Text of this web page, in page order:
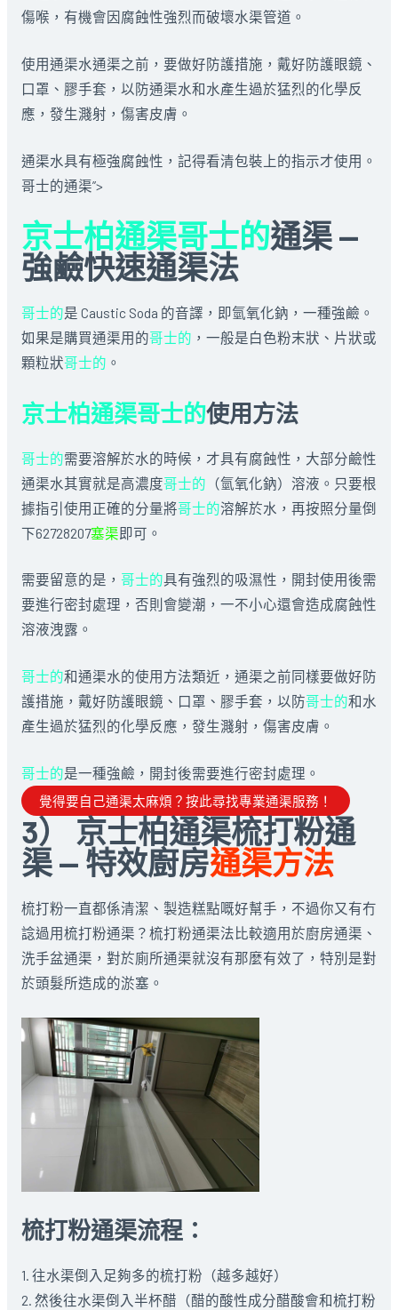
傷喉，有機會因腐蝕性強烈而破壞水渠管道。
使用通渠水通渠之前，要做好防護措施，戴好防護眼鏡、
口罩、膠手套，以防通渠水和水產生過於猛烈的化學反
應，發生濺射，傷害皮膚。
通渠水具有極強腐蝕性，記得看清包裝上的指示才使用。
哥士的通渠”>
京士柏通渠哥士的通渠 —
強鹼快速通渠法
哥士的是 Caustic Soda 的音譯，即氫氧化鈉，一種強鹼。
如果是購買通渠用的哥士的 ，一般是白色粉末狀、片狀或
顆粒狀哥士的 。
京士柏通渠哥士的使用方法
哥士的需要溶解於水的時候，才具有腐蝕性，大部分鹼性
通渠水其實就是高濃度哥士的 （氫氧化鈉）溶液。只要根
據指引使用正確的分量將哥士的溶解於水，再按照分量倒
下62728207塞渠即可。
需要留意的是， 哥士的具有強烈的吸濕性，開封使用後需
要進行密封處理，否則會變潮，一不小心還會造成腐蝕性
溶液洩露。
哥士的和通渠水的使用方法類近，通渠之前同樣要做好防
護措施，戴好防護眼鏡、口罩、膠手套，以防哥士的和水
產生過於猛烈的化學反應，發生濺射，傷害皮膚。
哥士的是一種強鹼，開封後需要進行密封處理。
覺得要自己通渠太麻煩？按此尋找專業通渠服務！
3） 京士柏通渠梳打粉通
渠 — 特效廚房通渠方法
梳打粉一直都係清潔、製造糕點嘅好幫手，不過你又有冇
諗過用梳打粉通渠？梳打粉通渠法比較適用於廚房通渠、
洗手盆通渠，對於廁所通渠就沒有那麼有效了，特別是對
於頭髮所造成的淤塞。
梳打粉通渠流程：
1. 往水渠倒入足夠多的梳打粉（越多越好）
2. 然後往水渠倒入半杯醋（醋的酸性成分醋酸會和梳打粉